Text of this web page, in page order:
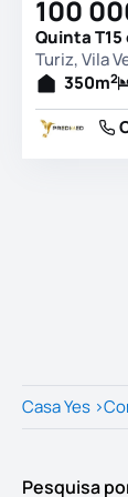
100
Quinta T15
Turiz, Vila
350m2
Casa Yes >
Pesquisa